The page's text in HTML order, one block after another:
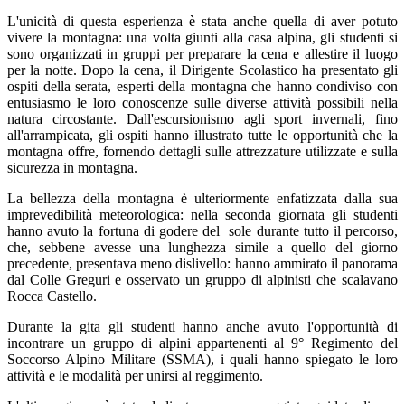
L'unicità di questa esperienza è stata anche quella di aver potuto
vivere la montagna: una volta giunti alla casa alpina, gli studenti si
sono organizzati in gruppi per preparare la cena e allestire il luogo
per la notte. Dopo la cena, il Dirigente Scolastico ha presentato gli
ospiti della serata, esperti della montagna che hanno condiviso con
entusiasmo le loro conoscenze sulle diverse attività possibili nella
natura circostante. Dall'escursionismo agli sport invernali, fino
all'arrampicata, gli ospiti hanno illustrato tutte le opportunità che la
montagna offre, fornendo dettagli sulle attrezzature utilizzate e sulla
sicurezza in montagna.
La bellezza della montagna è ulteriormente enfatizzata dalla sua
imprevedibilità meteorologica: nella seconda giornata gli studenti
hanno avuto la fortuna di godere del sole durante tutto il percorso,
che, sebbene avesse una lunghezza simile a quello del giorno
precedente, presentava meno dislivello: hanno ammirato il panorama
dal Colle Greguri e osservato un gruppo di alpinisti che scalavano
Rocca Castello.
Durante la gita gli studenti hanno anche avuto l'opportunità di
incontrare un gruppo di alpini appartenenti al 9° Regimento del
Soccorso Alpino Militare (SSMA), i quali hanno spiegato le loro
attività e le modalità per unirsi al reggimento.